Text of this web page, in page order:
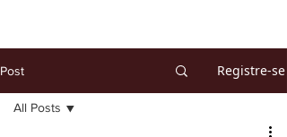
Post Registre-se
All Posts